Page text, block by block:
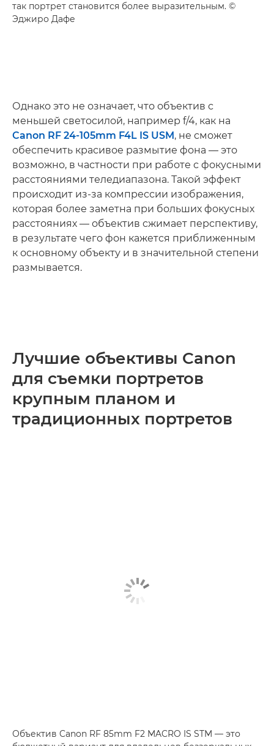
так портрет становится более выразительным. ©
Эджиро Дафе
Однако это не означает, что объектив с
меньшей светосилой, например f/4, как на
Canon RF 24-105mm F4L IS USM , не сможет
обеспечить красивое размытие фона — это
возможно, в частности при работе с фокусными
расстояниями теледиапазона. Такой эффект
происходит из-за компрессии изображения,
которая более заметна при больших фокусных
расстояниях — объектив сжимает перспективу,
в результате чего фон кажется приближенным
к основному объекту и в значительной степени
размывается.
Лучшие объективы Canon
для съемки портретов
крупным планом и
традиционных портретов
Объектив Canon RF 85mm F2 MACRO IS STM — это